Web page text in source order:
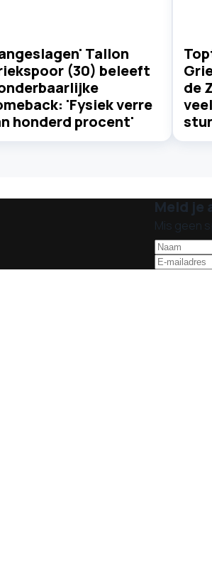
Tallon
(30) beleeft
'Fysiek verre
honderd procent'
de
Meld je
Mis geen